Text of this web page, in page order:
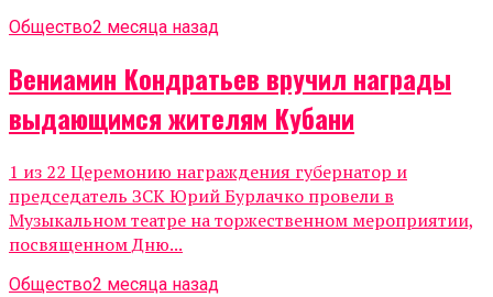
Общество2 месяца назад
Вениамин Кондратьев вручил награды
выдающимся жителям Кубани
1 из 22 Церемонию награждения губернатор и
председатель ЗСК Юрий Бурлачко провели в
Музыкальном театре на торжественном мероприятии,
посвященном Дню...
Общество2 месяца назад